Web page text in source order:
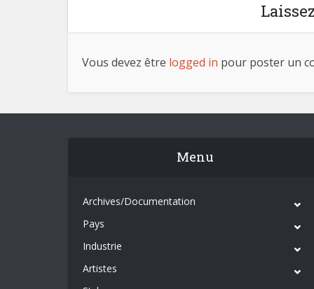
Vous devez être logged in pour poster un
Menu
Archives/Documentation
Pays
Industrie
Artistes